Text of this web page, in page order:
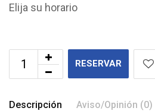
Elija su horario
RESERVAR
Descripción Aviso/Opinión (0)